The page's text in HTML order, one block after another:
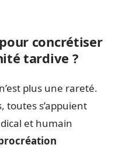
concrétiser
tardive ?
n’est plus une rareté.
toutes s’appuient
et humain